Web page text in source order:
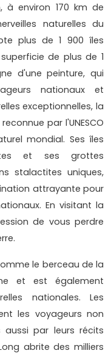
à environ 170 km de
naturelles du
plus de 1 900 îles
de plus de 1
d'une peinture, qui
nationaux et
exceptionnelles, la
par l'UNESCO
mondial. Ses îles
et ses grottes
stalactites uniques,
attrayante pour
En visitant la
de vous perdre
le berceau de la
et est également
nationales. Les
les voyageurs non
par leurs récits
abrite des milliers